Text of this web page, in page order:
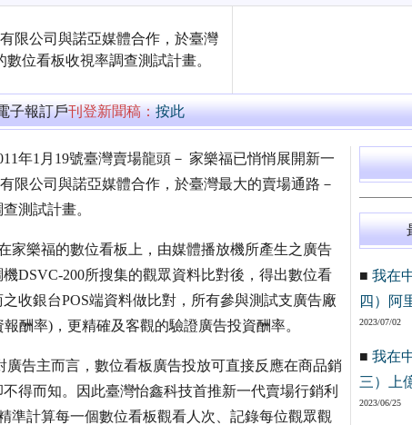
限公司與諾亞媒體合作，於臺灣
位看板收視率調查測試計畫。
子報訂戶刊登新聞稿：按此
年1月19號臺灣賣場龍頭－ 家樂福已悄悄展開新一
限公司與諾亞媒體合作，於臺灣最大的賣場通路－
測試計畫。
家樂福的數位看板上，由媒體播放機所產生之廣告
DSVC-200所搜集的觀眾資料比對後，得出數位看
收銀台POS端資料做比對，所有參與測試支廣告廠
酬率)，更精確及客觀的驗證廣告投資酬率。
廣告主而言，數位看板廣告投放可直接反應在商品銷
得而知。因此臺灣怡鑫科技首推新一代賣場行銷利
準計算每一個數位看板觀看人次、記錄每位觀眾觀
■ 我在
四）阿
2023/07/02
■ 我在
三）上
2023/06/25